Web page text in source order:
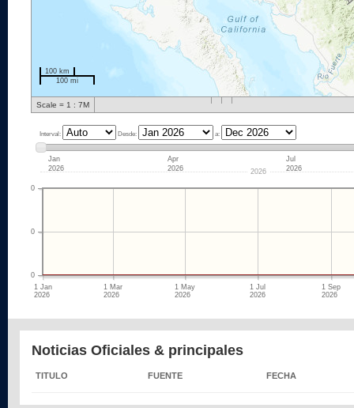
100 km
100 mi
Scale = 1 : 7M
Interval: Desde: a:
2026
Jan
2026
Apr
2026
Jul
2026
1 Jan
2026
1 Mar
2026
1 May
2026
1 Jul
2026
1 Sep
2026
0
0
0
Noticias Oficiales & principales
TITULO FUENTE FECHA